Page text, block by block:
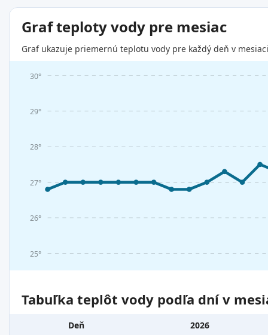
Graf teploty vody pre mesiac
Graf ukazuje priemernú teplotu vody pre každý deň v
25°
26°
27°
28°
29°
30°
Tabuľka teplôt vody podľa dní v
Deň
2026